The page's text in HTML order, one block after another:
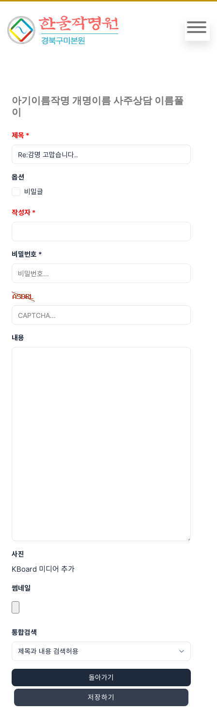
아기이름작명 개명이름 사주상담 이름풀
이
제목 *
옵션
비밀글
작성자 *
비밀번호 *
내용
사진
KBoard 미디어 추가
썸네일
통합검색
돌아가기
저장하기